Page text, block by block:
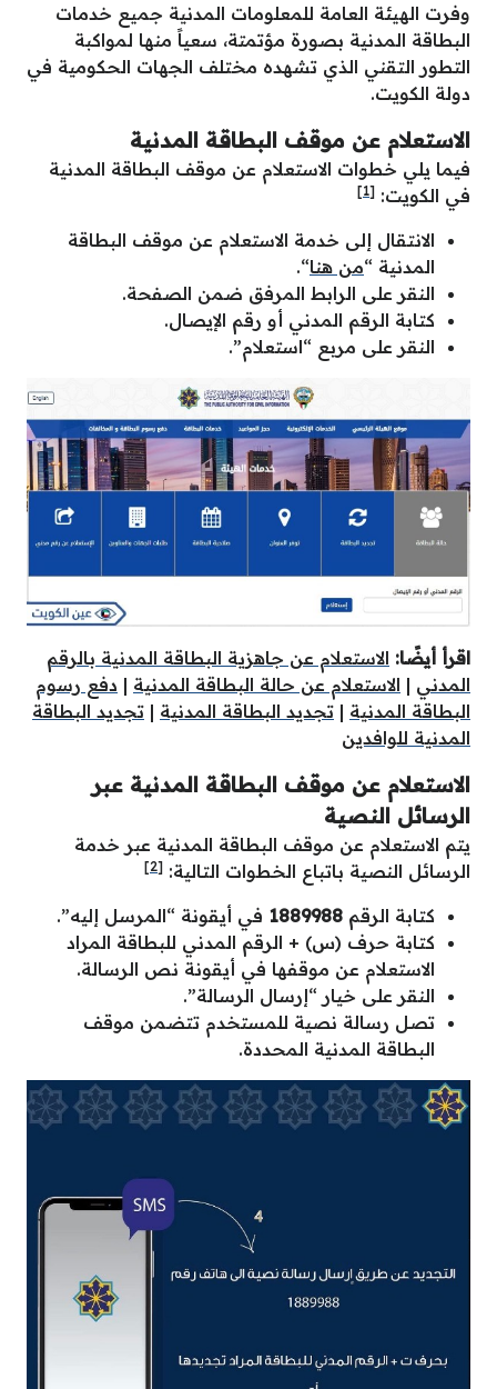
وفرت الهيئة العامة للمعلومات المدنية جميع خدمات
البطاقة المدنية بصورة مؤتمتة، سعياً منها لمواكبة
التطور التقني الذي تشهده مختلف الجهات الحكومية في
دولة الكويت.
الاستعلام عن موقف البطاقة المدنية
فيما يلي خطوات الاستعلام عن موقف البطاقة المدنية
في الكويت: [1]
الانتقال إلى خدمة الاستعلام عن موقف البطاقة
المدنية “من هنا“.
النقر على الرابط المرفق ضمن الصفحة.
كتابة الرقم المدني أو رقم الإيصال.
النقر على مربع “استعلام”.
اقرأ أيضًا: الاستعلام عن جاهزية البطاقة المدنية بالرقم
المدني | الاستعلام عن حالة البطاقة المدنية | دفع رسوم
البطاقة المدنية | تجديد البطاقة المدنية | تجديد البطاقة
المدنية للوافدين
الاستعلام عن موقف البطاقة المدنية عبر
الرسائل النصية
يتم الاستعلام عن موقف البطاقة المدنية عبر خدمة
الرسائل النصية باتباع الخطوات التالية: [2]
كتابة الرقم 1889988 في أيقونة “المرسل إليه”.
كتابة حرف (س) + الرقم المدني للبطاقة المراد
الاستعلام عن موقفها في أيقونة نص الرسالة.
النقر على خيار “إرسال الرسالة”.
تصل رسالة نصية للمستخدم تتضمن موقف
البطاقة المدنية المحددة.